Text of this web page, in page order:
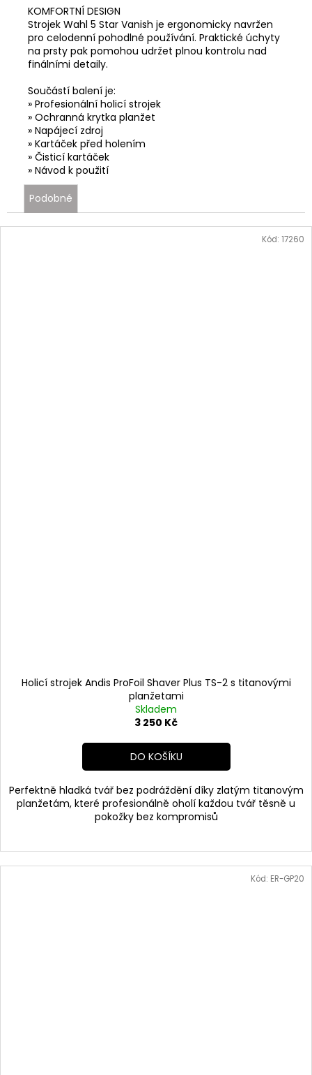
KOMFORTNÍ DESIGN
Strojek Wahl 5 Star Vanish je ergonomicky navržen
pro celodenní pohodlné používání. Praktické úchyty
na prsty pak pomohou udržet plnou kontrolu nad
finálními detaily.
Součástí balení je:
» Profesionální holicí strojek
» Ochranná krytka planžet
» Napájecí zdroj
» Kartáček před holením
» Čisticí kartáček
» Návod k použití
Podobné
Holicí strojek Andis ProFoil Shaver Plus TS-2 s titanovými
planžetami
Skladem
3 250 Kč
DO KOŠÍKU
Perfektně hladká tvář bez podráždění díky zlatým titanovým
planžetám, které profesionálně oholí každou tvář těsně u
pokožky bez kompromisů
Kód: 17260
Kód: ER-GP20